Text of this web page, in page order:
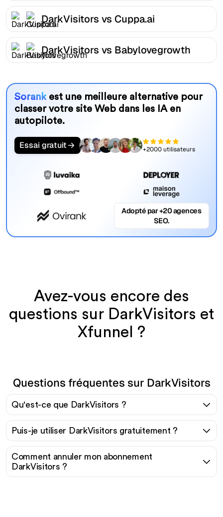
DarkVisitors vs Cuppa.ai
DarkVisitors vs Babylovegrowth
Sorankest une meilleure alternative pour
classer votre site Web dans les IA en
autopilote.
Essai gratuit +2000 utilisateurs
Adopté par +20 agences
SEO.
Avez-vous encore des
questions sur DarkVisitors et
Xfunnel ?
Questions fréquentes sur DarkVisitors
Qu'est-ce que DarkVisitors ?
Puis-je utiliser DarkVisitors gratuitement ?
Comment annuler mon abonnement
DarkVisitors ?